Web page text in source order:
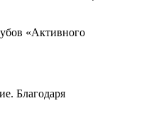
«Активного
Благодаря